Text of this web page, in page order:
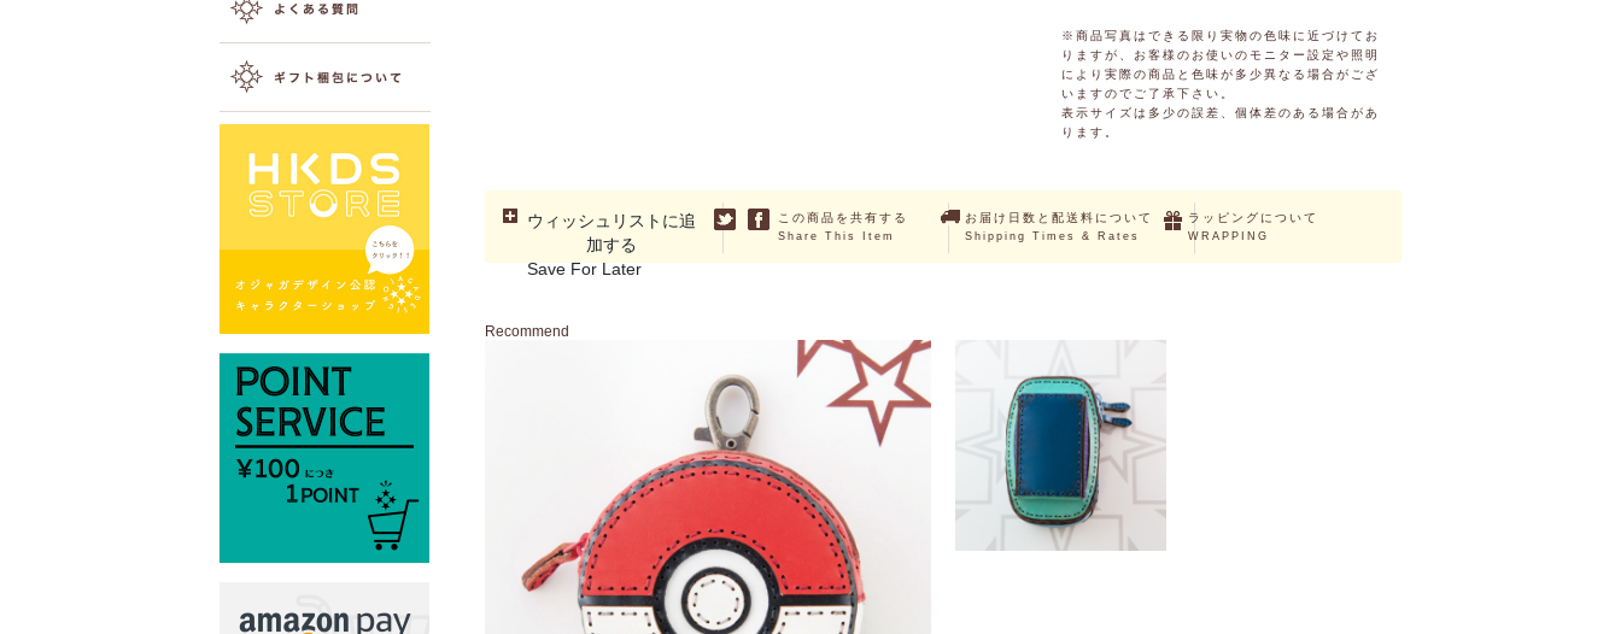
※商品写真はできる限り実物の色味に近づけてお
りますが、お客様のお使いのモニター設定や照明
により実際の商品と色味が多少異なる場合がござ
いますのでご了承下さい。
表示サイズは多少の誤差、個体差のある場合があ
ります。
ウィッシュリストに追
加する
Save For Later
この商品を共有する
Share This Item
お届け日数と配送料について
Shipping Times & Rates
ラッピングについて
WRAPPING
Recommend